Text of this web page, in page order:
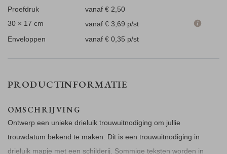
Proefdruk
vanaf € 2,50
30 × 17 cm
vanaf € 3,69 p/st
Enveloppen
vanaf € 0,35 p/st
PRODUCTINFORMATIE
OMSCHRIJVING
Ontwerp een unieke drieluik trouwuitnodiging om jullie
trouwdatum bekend te maken. Dit is een trouwuitnodiging in
drieluik mapje met een schilderij. Sommige teksten worden in